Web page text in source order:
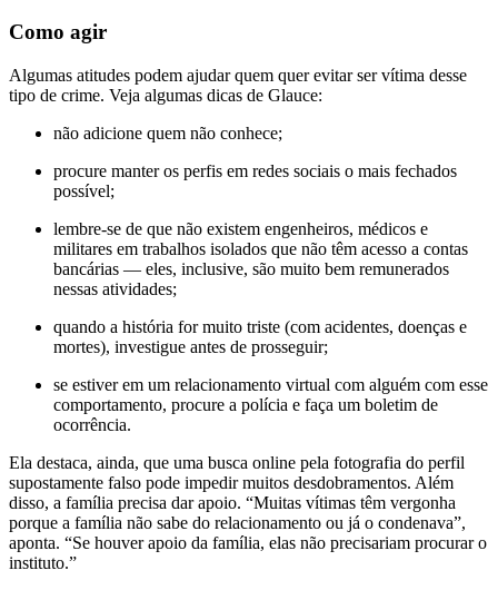
Como agir
Algumas atitudes podem ajudar quem quer evitar ser vítima desse
tipo de crime. Veja algumas dicas de Glauce:
não adicione quem não conhece;
procure manter os perfis em redes sociais o mais fechados
possível;
lembre-se de que não existem engenheiros, médicos e
militares em trabalhos isolados que não têm acesso a contas
bancárias — eles, inclusive, são muito bem remunerados
nessas atividades;
quando a história for muito triste (com acidentes, doenças e
mortes), investigue antes de prosseguir;
se estiver em um relacionamento virtual com alguém com esse
comportamento, procure a polícia e faça um boletim de
ocorrência.
Ela destaca, ainda, que uma busca online pela fotografia do perfil
supostamente falso pode impedir muitos desdobramentos. Além
disso, a família precisa dar apoio. “Muitas vítimas têm vergonha
porque a família não sabe do relacionamento ou já o condenava”,
aponta. “Se houver apoio da família, elas não precisariam procurar o
instituto.”